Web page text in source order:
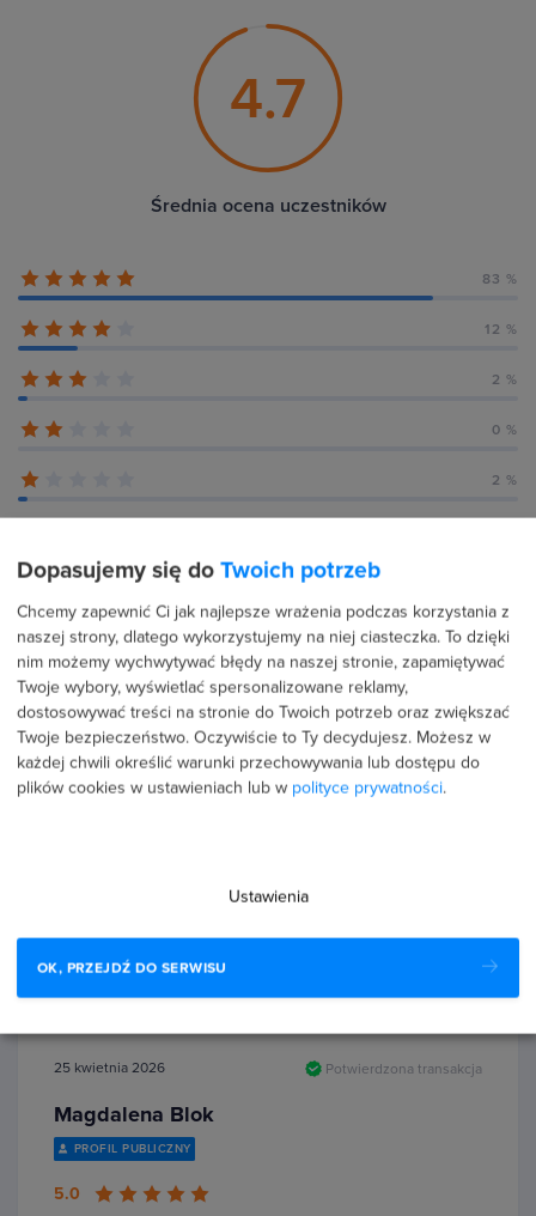
4.7
Średnia ocena uczestników
83 %
12 %
2 %
0 %
2 %
Recenzje użytkowników (42)
28 lipca 2026 Potwierdzona transakcja
Marcin Szelongiewicz
PROFIL PUBLICZNY
tworzeniu stron internetowych a następnie w
25 kwietnia 2026 Potwierdzona transakcja
Magdalena Blok
PROFIL PUBLICZNY
5.0
Dopasujemy się do Twoich potrzeb
Chcemy zapewnić Ci jak najlepsze wrażenia podczas korzystania z
naszej strony, dlatego wykorzystujemy na niej ciasteczka. To dzięki
nim możemy wychwytywać błędy na naszej stronie, zapamiętywać
Twoje wybory, wyświetlać spersonalizowane reklamy,
dostosowywać treści na stronie do Twoich potrzeb oraz zwiększać
Twoje bezpieczeństwo. Oczywiście to Ty decydujesz. Możesz w
każdej chwili określić warunki przechowywania lub dostępu do
plików cookies w ustawieniach lub w polityce prywatności.
Ustawienia
OK, PRZEJDŹ DO SERWISU